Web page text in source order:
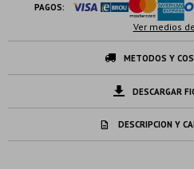
PAGOS:
Ver medios
METODOS Y
DESCARGAR
DESCRIPCION Y